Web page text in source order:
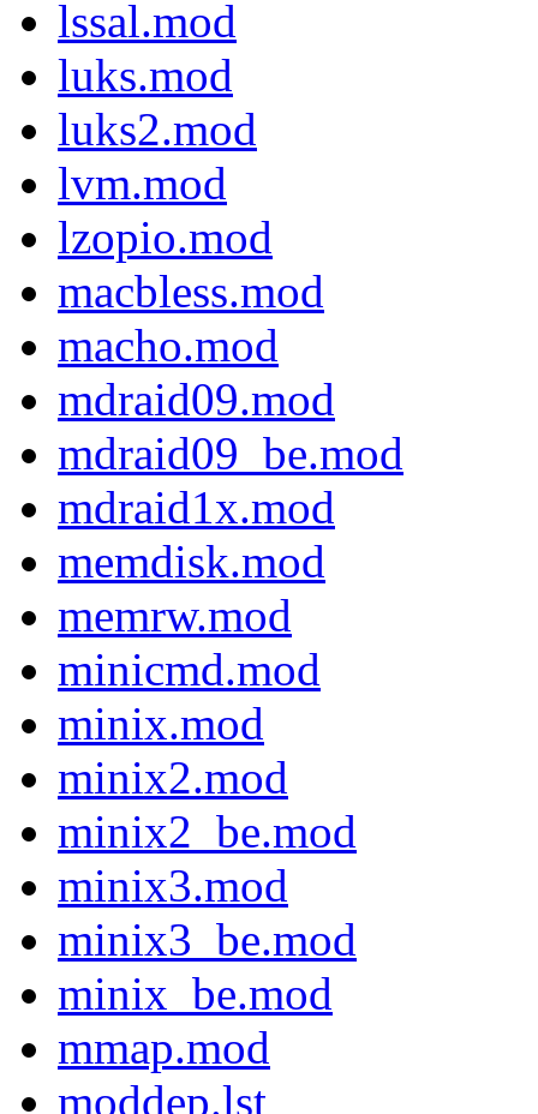
lssal.mod
luks.mod
luks2.mod
lvm.mod
lzopio.mod
macbless.mod
macho.mod
mdraid09.mod
mdraid09_be.mod
mdraid1x.mod
memdisk.mod
memrw.mod
minicmd.mod
minix.mod
minix2.mod
minix2_be.mod
minix3.mod
minix3_be.mod
minix_be.mod
mmap.mod
moddep.lst